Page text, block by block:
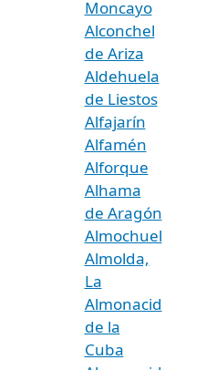
Moncayo
Alconchel
de Ariza
Aldehuela
de Liestos
Alfajarín
Alfamén
Alforque
Alhama
de Aragón
Almochuel
Almolda,
La
Almonacid
de la
Cuba